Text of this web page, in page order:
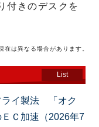
付きのデスクを
在は異なる場合があります。
List
ライ製法 「オク
Ｃ加速（2026年7